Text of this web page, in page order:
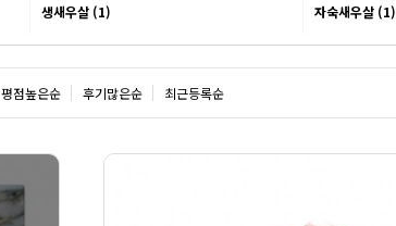
생새우살 (1) 자숙새우살 (1)
평점높은순 후기많은순 최근등록순